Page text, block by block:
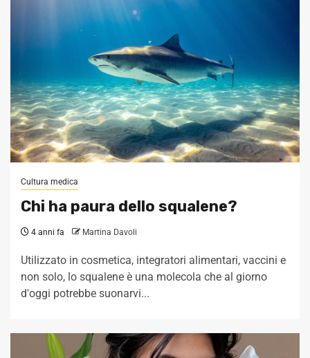
Cultura medica
Chi ha paura dello squalene?
4 anni fa Martina Davoli
Utilizzato in cosmetica, integratori alimentari, vaccini e
non solo, lo squalene è una molecola che al giorno
d'oggi potrebbe suonarvi...